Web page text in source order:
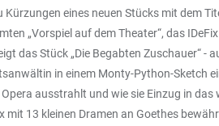
eines neuen Stücks mit dem
„Vorspiel auf dem Theater“, das
das Stück „Die Begabten Zuschauer“
in einem Monty-Python-Sketch
ausstrahlt und wie sie Einzug in
13 kleinen Dramen an Goethes